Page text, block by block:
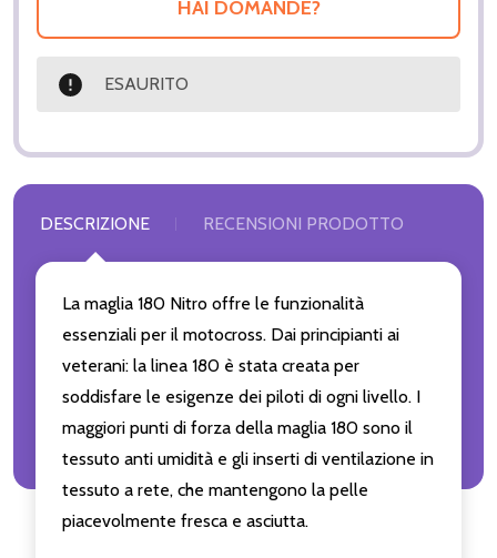
HAI DOMANDE?
ESAURITO
DESCRIZIONE RECENSIONI PRODOTTO
La maglia 180 Nitro offre le funzionalità
essenziali per il motocross. Dai principianti ai
veterani: la linea 180 è stata creata per
soddisfare le esigenze dei piloti di ogni livello. I
maggiori punti di forza della maglia 180 sono il
tessuto anti umidità e gli inserti di ventilazione in
tessuto a rete, che mantengono la pelle
piacevolmente fresca e asciutta.